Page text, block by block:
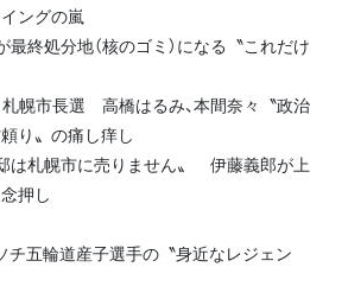
ングの嵐
最終処分地（核のゴミ）になる〝これだけ
札幌市長選 高橋はるみ、本間奈々〝政治
り〟の痛し痒し
は札幌市に売りません〟 伊藤義郎が上
押し
チ五輪道産子選手の〝身近なレジェン